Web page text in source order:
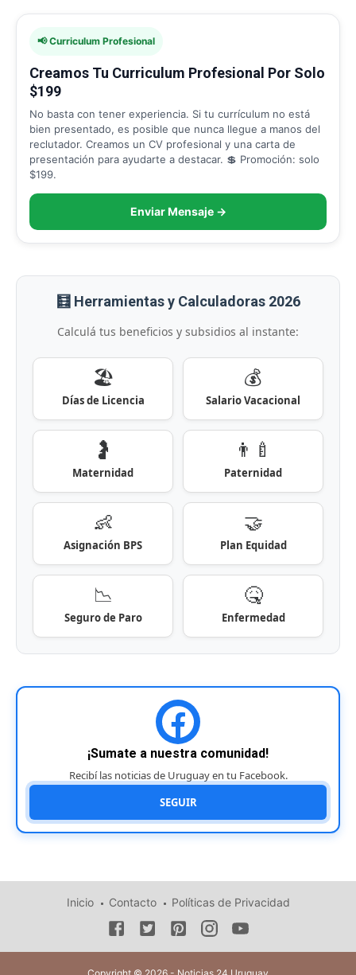
📢 Curriculum Profesional
Creamos Tu Curriculum Profesional Por Solo
$199
No basta con tener experiencia. Si tu currículum no está
bien presentado, es posible que nunca llegue a manos del
reclutador. Creamos un CV profesional y una carta de
presentación para ayudarte a destacar. 💲 Promoción: solo
$199.
Enviar Mensaje →
🧮 Herramientas y Calculadoras 2026
Calculá tus beneficios y subsidios al instante:
🏖️
Días de Licencia
💰
Salario Vacacional
🤰
Maternidad
👨‍🍼
Paternidad
👶
Asignación BPS
🤝
Plan Equidad
📉
Seguro de Paro
🤒
Enfermedad
¡Sumate a nuestra comunidad!
Recibí las noticias de Uruguay en tu Facebook.
SEGUIR
Inicio Contacto Políticas de Privacidad